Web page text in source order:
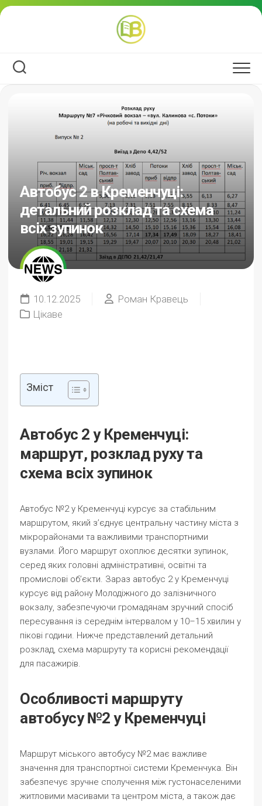
Перейти
Автобус 2 в Кременчуці:
детальний розклад та схема
всіх зупинок
10.12.2025
Роман Кравець
Цікаве
Зміст
Автобус 2 у Кременчуці:
маршрут, розклад руху та
схема всіх зупинок
Автобус №2 у Кременчуці курсує за стабільним
маршрутом, який з’єднує центральну частину міста з
мікрорайонами та важливими транспортними
вузлами. Його маршрут охоплює десятки зупинок,
серед яких головні адміністративні, освітні та
промислові об’єкти. Зараз автобус 2 у Кременчуці
курсує від району Молодіжного до залізничного
вокзалу, забезпечуючи громадянам зручний спосіб
пересування із середнім інтервалом у 10–15 хвилин у
пікові години. Нижче представлений детальний
розклад, схема маршруту та корисні рекомендації
для пасажирів.
Особливості маршруту
автобусу №2 у Кременчуці
Маршрут міського автобусу №2 має важливе
значення для транспортної системи Кременчука. Він
забезпечує зручне сполучення між густонаселеними
житловими масивами та центром міста, а також дає